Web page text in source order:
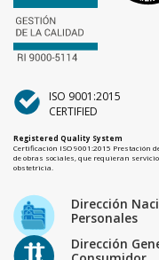
ISO 9001:2015
CERTIFIED
Registered Quality System
Certificación ISO 9001:2015
de obras sociales, que requieran
obstetricia.
Dirección
Personales
Dirección